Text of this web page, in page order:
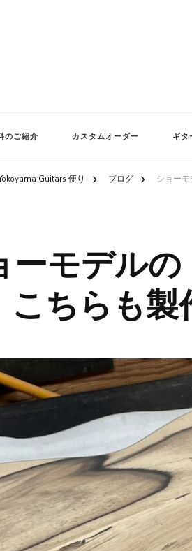
のご紹介 カスタムオーダー ギタ
Guitars 便り ブログ ショー
ーモデルの
こちらも製